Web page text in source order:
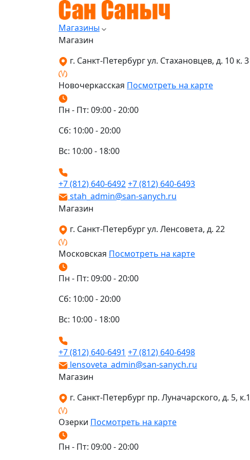
Магазины
Магазин
г. Санкт-Петербург ул. Стахановцев, д. 10 к. 3
Новочеркасская Посмотреть на карте
Пн - Пт: 09:00 - 20:00
Сб: 10:00 - 20:00
Вс: 10:00 - 18:00
+7 (812) 640-6492+7 (812) 640-6493
stah_admin@san-sanych.ru
Магазин
г. Санкт-Петербург ул. Ленсовета, д. 22
Московская Посмотреть на карте
Пн - Пт: 09:00 - 20:00
Сб: 10:00 - 20:00
Вс: 10:00 - 18:00
+7 (812) 640-6491 +7 (812) 640-6498
lensoveta_admin@san-sanych.ru
Магазин
г. Санкт-Петербург пр. Луначарского, д. 5, к.1
Озерки Посмотреть на карте
Пн - Пт: 09:00 - 20:00